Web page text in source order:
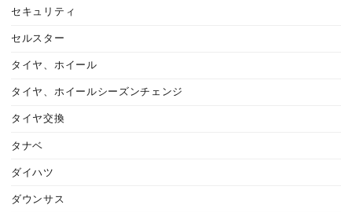
セキュリティ
セルスター
タイヤ、ホイール
タイヤ、ホイールシーズンチェンジ
タイヤ交換
タナベ
ダイハツ
ダウンサス